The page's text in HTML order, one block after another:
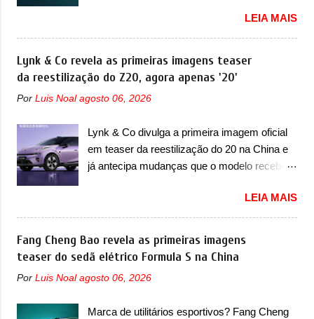
Era o Pointer, versão hatchback do Logus
que chegava depois de um ano de atraso. A
invasão de 1994 foi marcava pelos
franceses, alemães, japoneses e coreanos
que chegaram arrancando corações em
destacaram nas vendas em 1994 foram o
Renault R19 que vinha em 3 versões de
carroceria, sendo duas do hatch e o sedan, a
revelou as primeiras imagens teaser de uma
mudança visual para um dos seus menores
sedãs elétricos na China, pertencente à linha
Ocean. Trata-se do Seal 06 EV, lançado no
segundo semestre de 2025. Sim, há menos
de um ano. O modelo agora passará a ser
na traseira, que vão atualizá-los para a
identidade visual mais moderna da marca,
mas ainda sem motivos para que essa
não deve ter agradado em nada os primeiros
consumidores). Pelas imagens teaser, se
percebe que o sedã contará com um novo
para-choque na dianteira. Ele passa a trazer
um vinco horizontal mais destacado que
logo abaixo do logotipo e dos faróis. Ele ainda
LEIA MAIS
Lynk & Co revela as primeiras imagens teaser
da reestilização do Z20, agora apenas '20'
Por Luis Noal agosto 06, 2026
Lynk & Co divulga a primeira imagem oficial
em teaser da reestilização do 20 na China e
já antecipa mudanças que o modelo receberá
vai apresentar na China as primeiras
mudanças para o Z20, um misto de hatch
com SUV que é vendido no mercado chinês
desde o lançamento, em 2024. Agora, o
visual e também mudará de nome. Vendido
LEIA MAIS
Fang Cheng Bao revela as primeiras imagens
teaser do sedã elétrico Formula S na China
Por Luis Noal agosto 06, 2026
Marca de utilitários esportivos? Fang Cheng